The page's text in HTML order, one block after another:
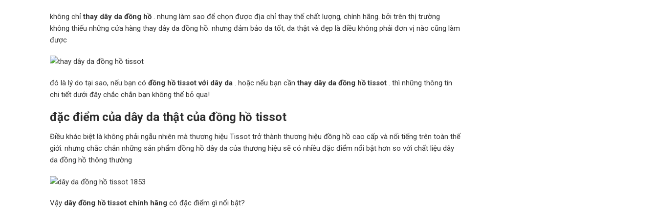
không chỉthay dây da đồng hồ
. nhưng làm sao để chọn được địa chỉ thay thế chất lượng, chính hãng. bởi trên thị trường
không thiếu những cửa hàng thay dây da đồng hồ. nhưng đảm bảo da tốt, da thật và đẹp là điều không phải đơn vị nào cũng làm
được
đó là lý do tại sao, nếu bạn có đồng hồ tissot với dây da . hoặc nếu bạn cầnthay dây da đồng hồ tissot
. thì những thông tin
chi tiết dưới đây chắc chắn bạn không thể bỏ qua!
đặc điểm của dây da thật của đồng hồ tissot
Điều khác biệt là không phải ngẫu nhiên mà thương hiệu Tissot trở thành thương hiệu đồng hồ cao cấp và nổi tiếng trên toàn thế
giới. nhưng chắc chắn những sản phẩm đồng hồ dây da của thương hiệu sẽ có nhiều đặc điểm nổi bật hơn so với chất liệu dây
da đồng hồ thông thường
Vậy dây đồng hồ tissot chính hãng có đặc điểm gì nổi bật?